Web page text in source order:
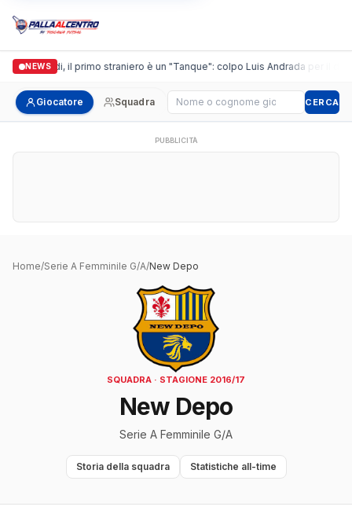
NEWS
Casalguidi, il primo straniero è un "Tanque": colpo Luis Andrada per il
Giocatore Squadra Cerca giocatore CERCA
PUBBLICITÀ
Home/Serie A Femminile G/A/New Depo
SQUADRA · STAGIONE 2016/17
New Depo
Serie A Femminile G/A
Storia della squadra Statistiche all-time